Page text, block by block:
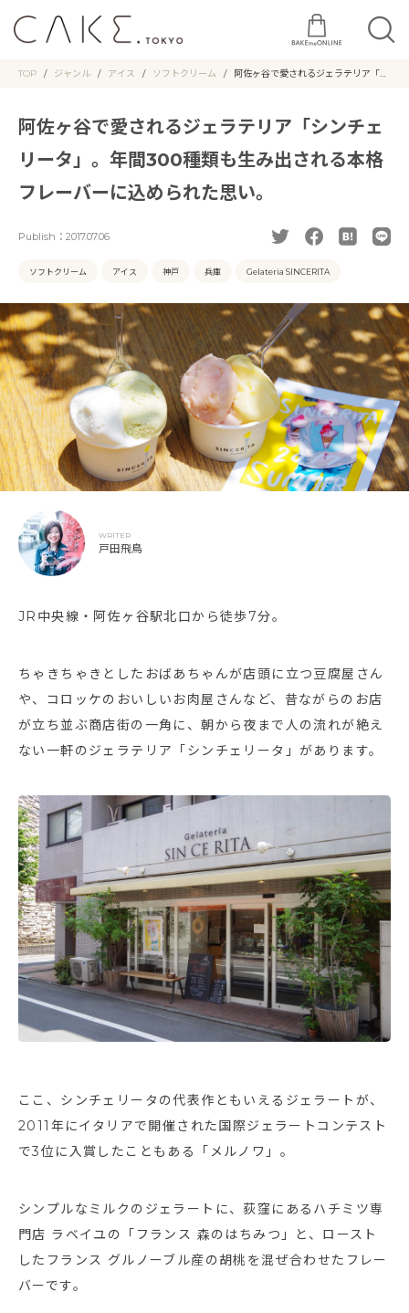
TOP ジャンル アイス ソフトクリーム
阿佐ヶ谷で愛されるジェラテリア「シ
阿佐ヶ谷で愛されるジェラテリア「シンチェ
リータ」。年間300種類も生み出される本格
フレーバーに込められた思い。
Publish： 2017.07.06
ソフトクリーム アイス 神戸 兵庫 Gelateria SINCERITA
WRITER
戸田飛鳥
JR中央線・阿佐ヶ谷駅北口から徒歩7分。
ちゃきちゃきとしたおばあちゃんが店頭に立つ豆腐屋さん
や、コロッケのおいしいお肉屋さんなど、昔ながらのお店
が立ち並ぶ商店街の一角に、朝から夜まで人の流れが絶え
ない一軒のジェラテリア「シンチェリータ」があります。
ここ、シンチェリータの代表作ともいえるジェラートが、
2011年にイタリアで開催された国際ジェラートコンテスト
で3位に入賞したこともある「メルノワ」。
シンプルなミルクのジェラートに、荻窪にあるハチミツ専
門店 ラベイユの「フランス 森のはちみつ」と、ロースト
したフランス グルノーブル産の胡桃を混ぜ合わせたフレー
バーです。